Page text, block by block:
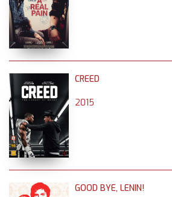
CREED
2015
GOOD BYE, LENIN!